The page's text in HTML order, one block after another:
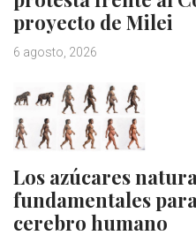
proyecto de Milei
6 agosto, 2026
Los azúcares
fundamentales
cerebro humano